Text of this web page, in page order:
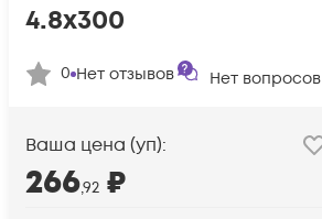
4.8x300
0 Нет отзывов Нет вопросов
Ваша цена (уп):
266,92 ₽